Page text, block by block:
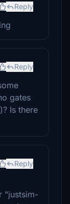
Reply
Reply
gates
Is there
Reply
"justsim-